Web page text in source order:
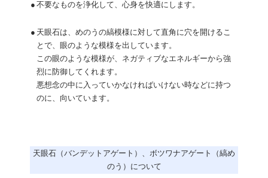
● 不要なものを浄化して、心身を快適にします。
● 天眼石は、めのうの縞模様に対して直角に穴を開けるこ
とで、眼のような模様を出しています。
この眼のような模様が、ネガティブなエネルギーから強
烈に防御してくれます。
悪想念の中に入っていかなければいけない時などに持つ
のに、向いています。
天眼石（バンデットアゲート）、ボツワナアゲート（縞め
のう）について